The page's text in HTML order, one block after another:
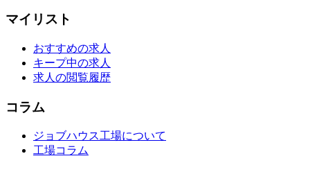
マイリスト
おすすめの求人
キープ中の求人
求人の閲覧履歴
コラム
ジョブハウス工場について
工場コラム